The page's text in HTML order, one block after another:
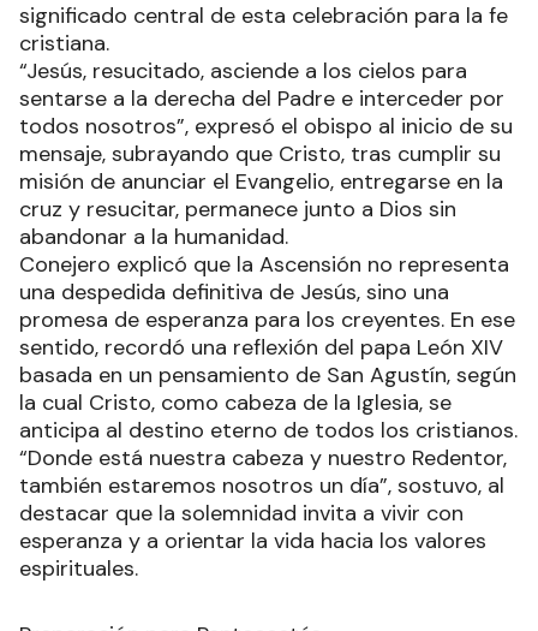
significado central de esta celebración para la fe
cristiana.
“Jesús, resucitado, asciende a los cielos para
sentarse a la derecha del Padre e interceder por
todos nosotros”, expresó el obispo al inicio de su
mensaje, subrayando que Cristo, tras cumplir su
misión de anunciar el Evangelio, entregarse en la
cruz y resucitar, permanece junto a Dios sin
abandonar a la humanidad.
Conejero explicó que la Ascensión no representa
una despedida definitiva de Jesús, sino una
promesa de esperanza para los creyentes. En ese
sentido, recordó una reflexión del papa León XIV
basada en un pensamiento de San Agustín, según
la cual Cristo, como cabeza de la Iglesia, se
anticipa al destino eterno de todos los cristianos.
“Donde está nuestra cabeza y nuestro Redentor,
también estaremos nosotros un día”, sostuvo, al
destacar que la solemnidad invita a vivir con
esperanza y a orientar la vida hacia los valores
espirituales.